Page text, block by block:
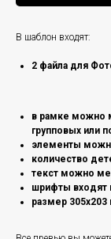
В шаблон входят:
2 файла для
в рамке можно
групповых или
элементы
количество
текст можно
шрифты входят
размер